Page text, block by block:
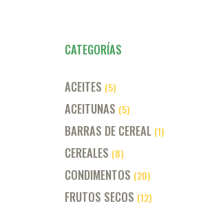
CATEGORÍAS
ACEITES (5)
ACEITUNAS (5)
BARRAS DE CEREAL (1)
CEREALES (8)
CONDIMENTOS (20)
FRUTOS SECOS (12)